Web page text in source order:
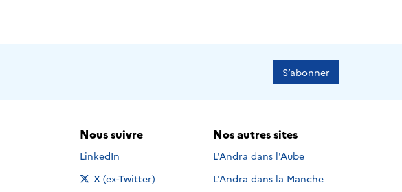
S’abonner
Nous suivre
Nous suivre sur
LinkedIn
Nous suivre sur
X (ex-Twitter)
Nos autres sites
L'Andra dans l'Aube
L'Andra dans la Manche